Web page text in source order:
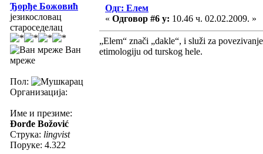
Ђорђе Божовић
језикословац
староседелац
Ван
мреже
Пол:
Организација:
Име и презиме:
Đorđe Božović
Струка: lingvist
Поруке: 4.322
Одг: Елем
« Одговор #6 у: 10.46 ч. 02.02.2009. »
„Elem“ znači „dakle“, i služi za
etimologiju od turskog hele.